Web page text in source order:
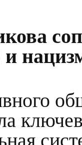
и